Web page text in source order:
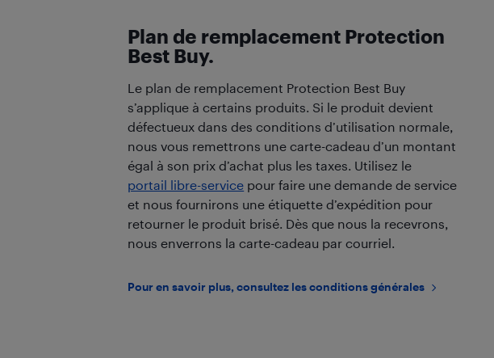
Plan de remplacement Protection
Best Buy.
Le plan de remplacement Protection Best Buy
s’applique à certains produits. Si le produit devient
défectueux dans des conditions d’utilisation normale,
nous vous remettrons une carte-cadeau d’un montant
égal à son prix d’achat plus les taxes. Utilisez le
portail libre-service pour faire une demande de service
et nous fournirons une étiquette d’expédition pour
retourner le produit brisé. Dès que nous la recevrons,
nous enverrons la carte-cadeau par courriel.
Pour en savoir plus, consultez les conditions générales